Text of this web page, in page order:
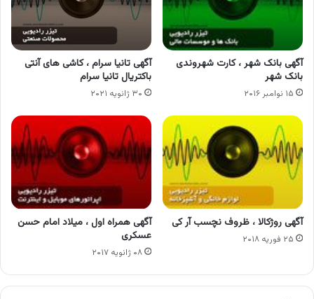
آگهی بانک شهر ، کارت شهروندی
بانک شهر
۱۵ نوامبر ۲۰۱۶
آگهی تانیا سرام ، کاشی های آنتی
باکتریال تانیا سرام
۳۰ ژانویه ۲۰۲۱
آگهی روژکالا ، ظروف نچسب آر کی
۲۵ فوریه ۲۰۱۸
آگهی همراه اول ، میلاد امام حسن
عسکری
۰۸ ژانویه ۲۰۱۷